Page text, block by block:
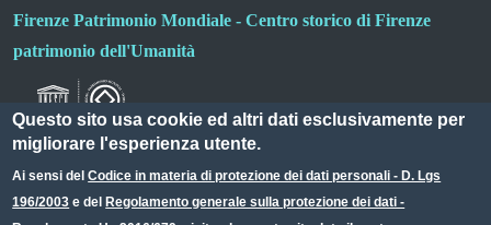
Firenze Patrimonio Mondiale - Centro storico di Firenze
patrimonio dell'Umanità
Small prints
Useful links section
Questo sito usa cookie ed altri dati esclusivamente per
migliorare l'esperienza utente.
Ai sensi delCodice in materia di protezione dei dati personali - D. Lgs
196/2003 e del Regolamento generale sulla protezione dei dati -